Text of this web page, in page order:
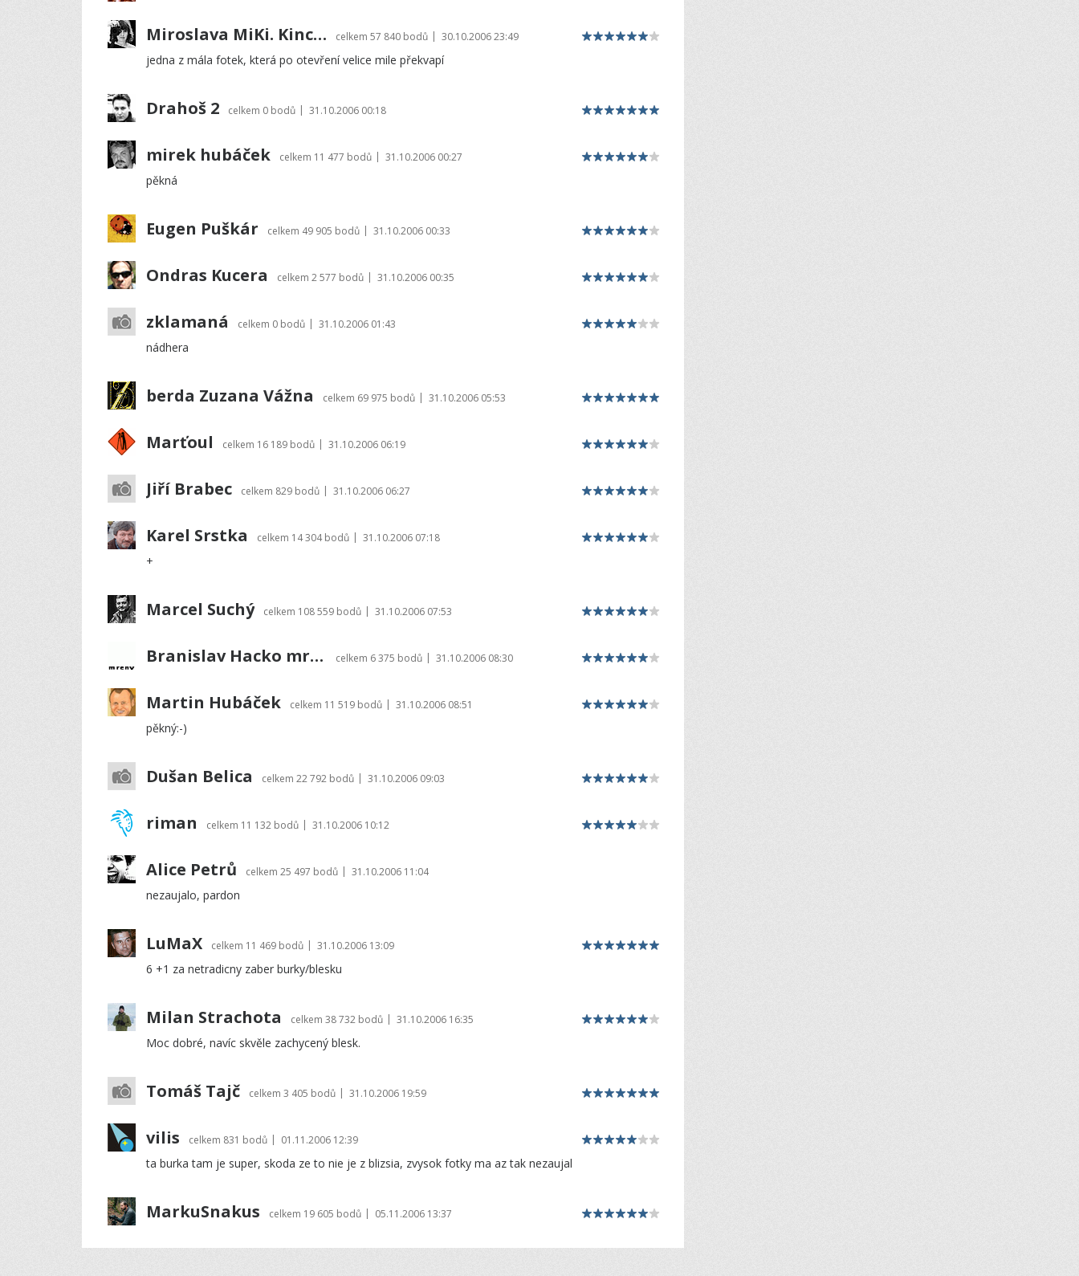
Miroslava MiKi. Kinclerová celkem 57 840 bodů | 30.10.2006 23:49
jedna z mála fotek, která po otevření velice mile překvapí
Drahoš 2 celkem 0 bodů | 31.10.2006 00:18
mirek hubáček celkem 11 477 bodů | 31.10.2006 00:27
pěkná
Eugen Puškár celkem 49 905 bodů | 31.10.2006 00:33
Ondras Kucera celkem 2 577 bodů | 31.10.2006 00:35
zklamaná celkem 0 bodů | 31.10.2006 01:43
nádhera
berda Zuzana Vážna celkem 69 975 bodů | 31.10.2006 05:53
Marťoul celkem 16 189 bodů | 31.10.2006 06:19
Jiří Brabec celkem 829 bodů | 31.10.2006 06:27
Karel Srstka celkem 14 304 bodů | 31.10.2006 07:18
+
Marcel Suchý celkem 108 559 bodů | 31.10.2006 07:53
Branislav Hacko mreny celkem 6 375 bodů | 31.10.2006 08:30
Martin Hubáček celkem 11 519 bodů | 31.10.2006 08:51
pěkný:-)
Dušan Belica celkem 22 792 bodů | 31.10.2006 09:03
riman celkem 11 132 bodů | 31.10.2006 10:12
Alice Petrů celkem 25 497 bodů | 31.10.2006 11:04
nezaujalo, pardon
LuMaX celkem 11 469 bodů | 31.10.2006 13:09
6 +1 za netradicny zaber burky/blesku
Milan Strachota celkem 38 732 bodů | 31.10.2006 16:35
Moc dobré, navíc skvěle zachycený blesk.
Tomáš Tajč celkem 3 405 bodů | 31.10.2006 19:59
vilis celkem 831 bodů | 01.11.2006 12:39
ta burka tam je super, skoda ze to nie je z blizsia, zvysok fotky ma az tak nezaujal
MarkuSnakus celkem 19 605 bodů | 05.11.2006 13:37